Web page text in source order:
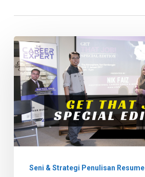
Siswa
Libatkan
Diri
Dalam
Perniagaan…
Seni & Strategi Penulisan Resume